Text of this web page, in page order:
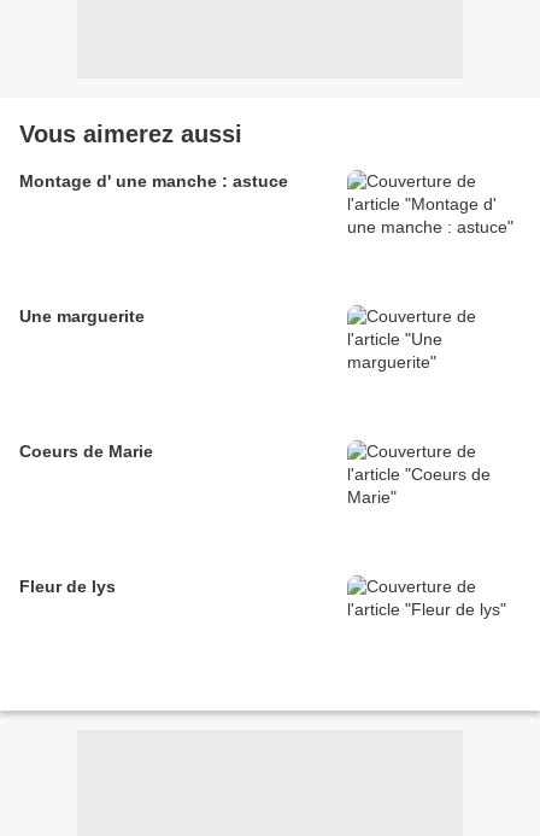
Vous aimerez aussi
Montage d' une manche : astuce
Une marguerite
Coeurs de Marie
Fleur de lys